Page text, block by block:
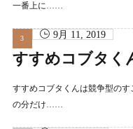
一番上に……
9月 11, 2019
すすめコブタく
すすめコブタくんは競争型の
の分だけ……